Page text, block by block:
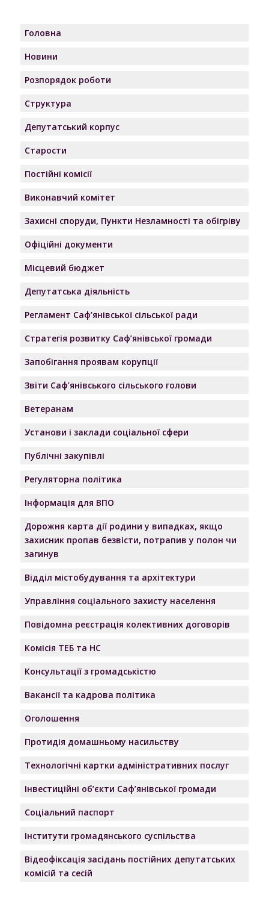
Головна
Новини
Розпорядок роботи
Структура
Депутатський корпус
Старости
Постійні комісії
Виконавчий комітет
Захисні споруди, Пункти Незламності та обігріву
Офіційні документи
Місцевий бюджет
Депутатська діяльність
Регламент Саф’янівської сільської ради
Стратегія розвитку Саф’янівської громади
Запобігання проявам корупції
Звіти Саф’янівського сільського голови
Ветеранам
Установи і заклади соціальної сфери
Публічні закупівлі
Регуляторна політика
Інформація для ВПО
Дорожня карта дії родини у випадках, якщо
захисник пропав безвісти, потрапив у полон чи
загинув
Відділ містобудування та архітектури
Управління соціального захисту населення
Повідомна реєстрація колективних договорів
Комісія ТЕБ та НС
Консультації з громадськістю
Вакансії та кадрова політика
Оголошення
Протидія домашньому насильству
Технологічні картки адміністративних послуг
Інвестиційні об’єкти Саф’янівської громади
Соціальний паспорт
Інститути громадянського суспільства
Відеофіксація засідань постійних депутатських
комісій та сесій